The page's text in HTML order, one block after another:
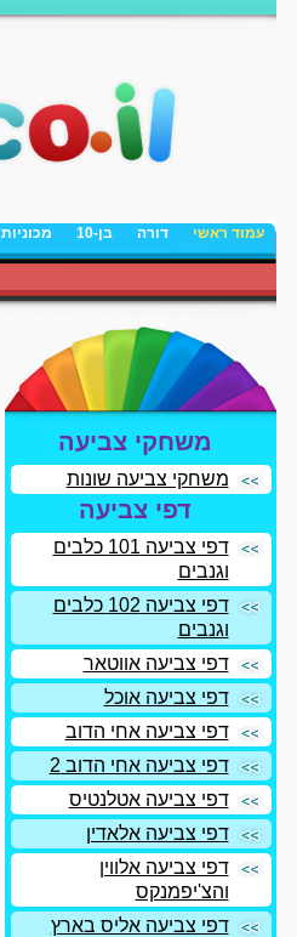
עמוד ראשי דורה בן-10 מכוניות
משחקי צביעה
משחקי צביעה שונות
דפי צביעה
דפי צביעה 101 כלבים
וגנבים
דפי צביעה 102 כלבים
וגנבים
דפי צביעה אווטאר
דפי צביעה אוכל
דפי צביעה אחי הדוב
דפי צביעה אחי הדוב 2
דפי צביעה אטלנטיס
דפי צביעה אלאדין
דפי צביעה אלווין
והצ'יפמנקס
דפי צביעה אליס בארץ